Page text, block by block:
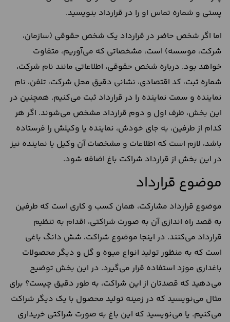
پستی و شماره تماس او را در قرارداد بنویسید.
اما اگر شخص حاضر در قرارداد یک شخص حقوقی (سازمان،
شرکت، موسسه) است، مشخصاتی که می‌آوریم، متفاوت
خواهد بود. درباره شخص حقوقی، اطلاعاتی مانند نام شرکت،
شماره ثبت، کد اقتصادی، نشانی دقیق محل شرکت، تلفن، نام
نماینده و سمت نماینده را در قرارداد ثبت می‌کنیم. همچنین در
این بخش، طرف اول و دوم قرارداد مشخص می‌شوند. اگر هر
کدام از طرفین، به جای خودش، نماینده یا وکیلش را فرستاده
باشد، لازم است که اطلاعات و مشخصات آن وکیل یا نماینده نیز
در این بخش از قرارداد شراکت باغ اضافه شود.
موضوع قرارداد
موضوع قرارداد مشارکت، همان کسب و کاری است که طرفین
به قصد راه اندازی آن به صورت شراکتی، اقدام به تنظیم
قرارداد می‌کنند. در اینجا موضوع شراکت، شش دانگ باغی
است که به منظور تولید انواع میوه و گل و دیگر محصولات
باغداری موزد استفاده قرار می‌گیرد. در این بخش توضیح
می‌دهید که قصدتان از این شراکت، به طور دقیق چیست؟ برای
مثال می‌نویسید که در زمینه تولید محصول با یک دیگر شراکت
می‌کنیم. یا می‌نویسید که این باغ به صورت شراکتی خریداری